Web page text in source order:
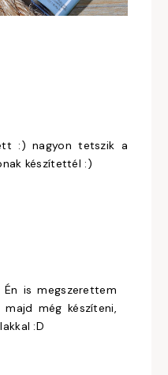
:) nagyon tetszik a
készítettél :)
is megszerettem
még készíteni,
:D